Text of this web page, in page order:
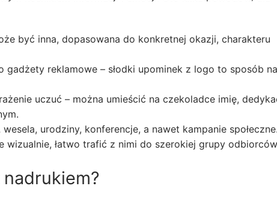
być inna, dopasowana do konkretnej okazji, charakteru
gadżety reklamowe – słodki upominek z logo to sposób na
uczuć – można umieścić na czekoladce imię,
urodziny, konferencje, a nawet kampanie
wizualnie, łatwo trafić z nimi do szerokiej grupy